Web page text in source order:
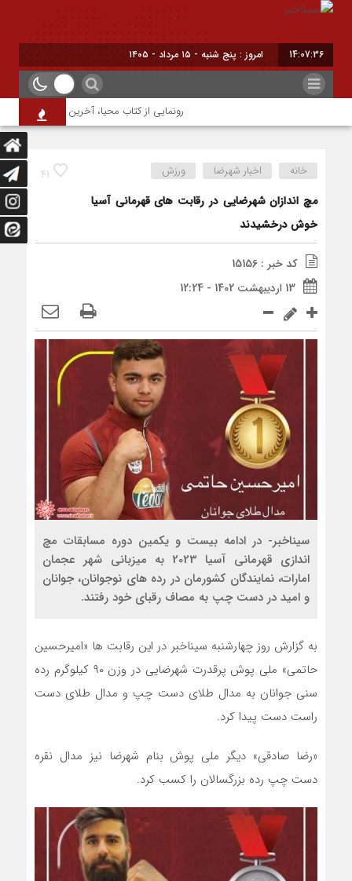
14:07:36 امروز : پنج شنبه - ۱۵ مرداد - ۱۴۰۵
رونمایی از کتاب محیا، آخرین اثر نویسنده
41 خانه اخبار شهرضا ورزش
مچ اندازان شهرضایی در رقابت های قهرمانی آسیا
خوش درخشیدند
کد خبر : 15156
13 اردیبهشت 1402 - 12:24
سیناخبر- در ادامه بیست و یکمین دوره مسابقات مچ
اندازی قهرمانی آسیا 2023 به میزبانی شهر عجمان
امارات، نمایندگان کشورمان در رده های نوجوانان، جوانان
و امید در دست چپ به مصاف رقبای خود رفتند.
به گزارش روز چهارشنبه سیناخبر در این رقابت ها «امیرحسین
حاتمی» ملی پوش پرقدرت شهرضایی در وزن ۹۰ کیلوگرم رده
سنی جوانان به مدال طلای دست چپ و مدال طلای دست
راست دست پیدا کرد.
«رضا صادقی» دیگر ملی پوش بنام شهرضا نیز مدال نقره
دست چپ رده بزرگسالان را کسب کرد.